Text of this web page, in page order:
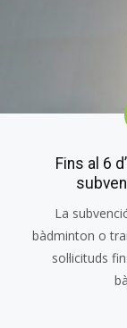
Fins al 6
La
bàdminton o
sol·licituds